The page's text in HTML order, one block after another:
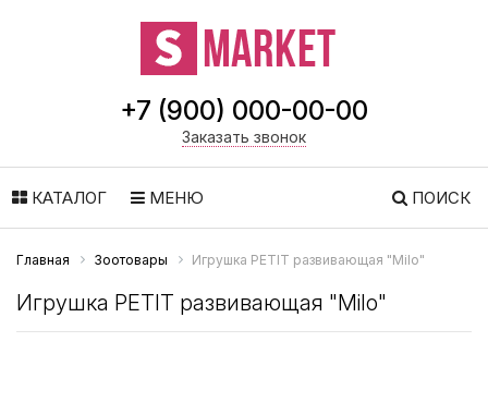
+7 (900) 000-00-00
Заказать звонок
КАТАЛОГ МЕНЮ ПОИСК
Главная Зоотовары Игрушка PETIT развивающая "Milo"
Игрушка PETIT развивающая "Milo"